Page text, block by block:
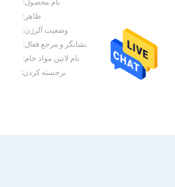
ظاهر:
وضعیت آلرژن:
نشانگر و مرجع فعال:
نام لاتین مواد خام:
برجسته کردن: